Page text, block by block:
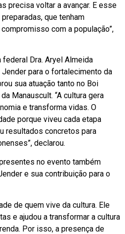
precisa voltar a avançar. E esse
que tenham
com a população”,
Dra. Aryel Almeida
para o fortalecimento da
sua atuação tanto no Boi
Manauscult. “A cultura gera
e transforma vidas. O
porque viveu cada etapa
resultados concretos para
declarou.
no evento também
e sua contribuição para o
de quem vive da cultura. Ele
e ajudou a transformar a cultura
Por isso, a presença de